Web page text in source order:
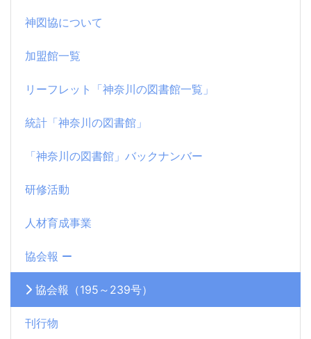
神図協について
加盟館一覧
リーフレット「神奈川の図書館一覧」
統計「神奈川の図書館」
「神奈川の図書館」バックナンバー
研修活動
人材育成事業
協会報
協会報（195～239号）
刊行物